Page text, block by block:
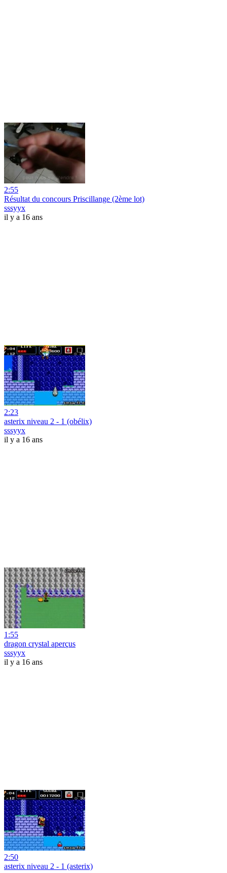
2:55
Résultat du concours Priscillange (2ème lot)
sssyyx
il y a 16 ans
2:23
asterix niveau 2 - 1 (obélix)
sssyyx
il y a 16 ans
1:55
dragon crystal aperçus
sssyyx
il y a 16 ans
2:50
asterix niveau 2 - 1 (asterix)